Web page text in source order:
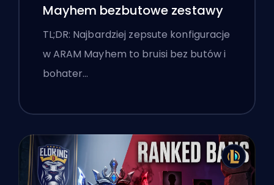
Mayhem bezbutowe zestawy
TL;DR: Najbardziej zepsute konfiguracje
w ARAM Mayhem to bruisi bez butów i
bohater…